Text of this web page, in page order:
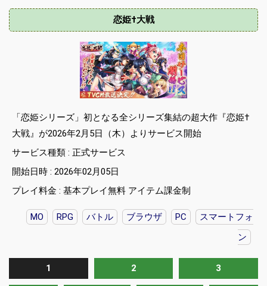
恋姫†大戦
「恋姫シリーズ」初となる全シリーズ集結の超大作『恋姫†
大戦』が2026年2月5日（木）よりサービス開始
サービス種類 : 正式サービス
開始日時 : 2026年02月05日
プレイ料金 : 基本プレイ無料 アイテム課金制
MO RPG バトル ブラウザ PC
スマートフォ
ン
1 2 3